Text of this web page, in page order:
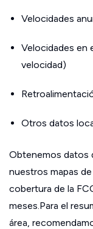
Velocidades
Velocidades en
velocidad)
Otros datos
Obtenemos datos
nuestros mapas
cobertura de la
meses.Para el
área,